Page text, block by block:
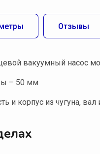
Отзывы
вакуумный насос
– 50 мм
и корпус из чугуна,